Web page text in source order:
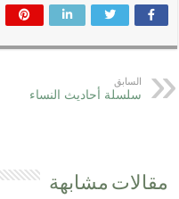
السابق
سلسلة أحاديث النساء
مقالات مشابهة